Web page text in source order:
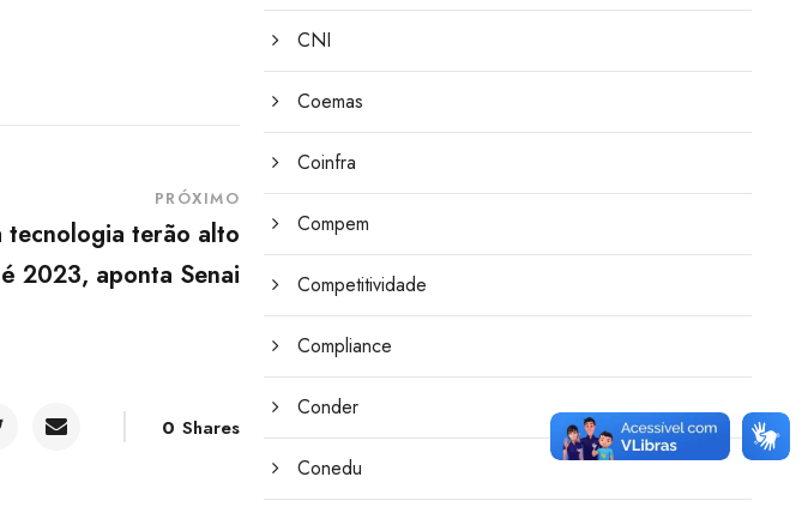
PRÓXIMO
tecnologia terão alto
2023, aponta Senai
0 Shares
CNI
Coemas
Coinfra
Compem
Competitividade
Compliance
Conder
Conedu